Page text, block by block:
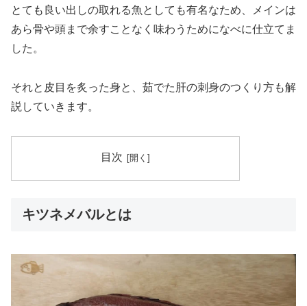
とても良い出しの取れる魚としても有名なため、メインは
あら骨や頭まで余すことなく味わうためになべに仕立てま
した。
それと皮目を炙った身と、茹でた肝の刺身のつくり方も解
説していきます。
目次
キツネメバルとは